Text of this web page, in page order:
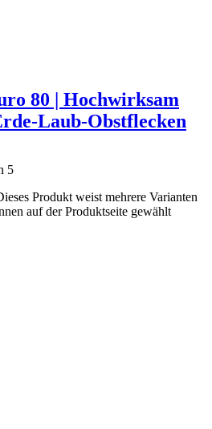
80 | Hochwirksam
Laub-Obstflecken
5
Produkt weist mehrere Varianten
auf der Produktseite gewählt